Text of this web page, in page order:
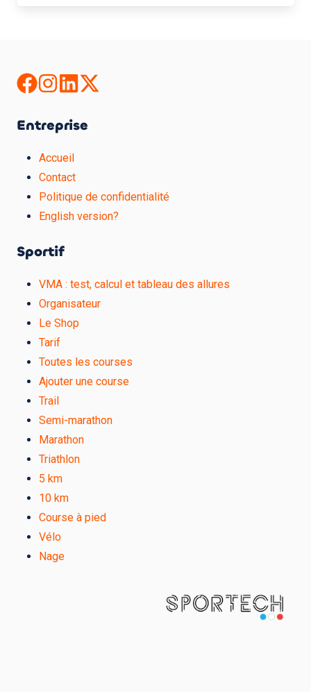
Entreprise
Accueil
Contact
Politique de confidentialité
English version?
Sportif
VMA : test, calcul et tableau des allures
Organisateur
Le Shop
Tarif
Toutes les courses
Ajouter une course
Trail
Semi-marathon
Marathon
Triathlon
5 km
10 km
Course à pied
Vélo
Nage